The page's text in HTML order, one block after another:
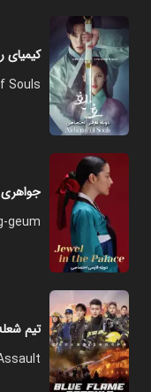
کیمیای
Souls
geum
تیم